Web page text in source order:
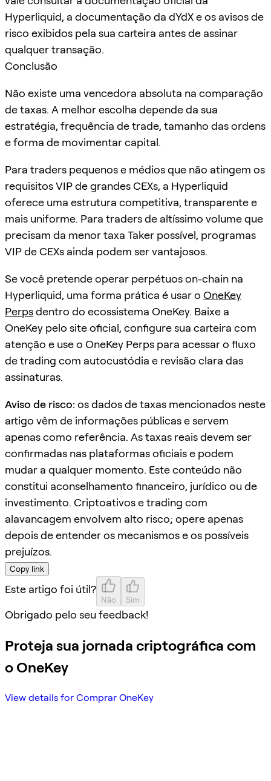
Hyperliquid, a documentação da dYdX e os avisos de
risco exibidos pela sua carteira antes de assinar
qualquer transação.
Conclusão
Não existe uma vencedora absoluta na comparação
de taxas. A melhor escolha depende da sua
estratégia, frequência de trade, tamanho das ordens
e forma de movimentar capital.
Para traders pequenos e médios que não atingem os
requisitos VIP de grandes CEXs, a Hyperliquid
oferece uma estrutura competitiva, transparente e
mais uniforme. Para traders de altíssimo volume que
precisam da menor taxa Taker possível, programas
VIP de CEXs ainda podem ser vantajosos.
Se você pretende operar perpétuos on-chain na
Hyperliquid, uma forma prática é usar o OneKey
Perpsdentro do ecossistema OneKey. Baixe a
OneKey pelo site oficial, configure sua carteira com
atenção e use o OneKey Perps para acessar o fluxo
de trading com autocustódia e revisão clara das
assinaturas.
Aviso de risco: os dados de taxas mencionados neste
artigo vêm de informações públicas e servem
apenas como referência. As taxas reais devem ser
confirmadas nas plataformas oficiais e podem
mudar a qualquer momento. Este conteúdo não
constitui aconselhamento financeiro, jurídico ou de
investimento. Criptoativos e trading com
alavancagem envolvem alto risco; opere apenas
depois de entender os mecanismos e os possíveis
prejuízos.
Copy link
Este artigo foi útil?
Não Sim
Obrigado pelo seu feedback!
Proteja sua jornada criptográfica com
o OneKey
View details for Comprar OneKey